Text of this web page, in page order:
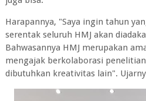
Harapannya, "Saya ingin tahun
serentak seluruh HMJ akan
Bahwasannya HMJ merupakan
mengajak berkolaborasi
dibutuhkan kreativitas lain".